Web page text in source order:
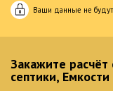
Ваши данные не
Закажите расчёт
септики,